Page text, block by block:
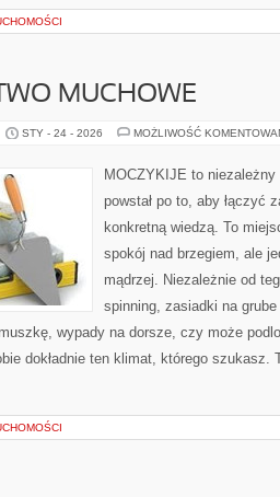
MUCHOWE
STY - 24 - 2026 MOŻLIWOŚĆ
MOCZYKIJE to
powstał po to, aby łączyć
konkretną wiedzą. To
spokój nad brzegiem, ale
mądrzej. Niezależnie od
spinning, zasiadki na
wypady na dorsze, czy może
dokładnie ten klimat, którego szukasz.